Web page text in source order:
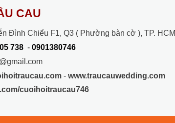
CAU
Đình Chiểu F1, Q3 ( Phường bàn cờ ), TP. HCM
738 - 0901380746
- www.traucauwedding.com
cuoihoitraucau746